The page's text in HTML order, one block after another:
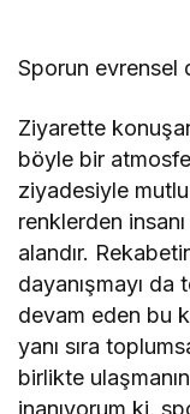
Sporun evrensel
Ziyarette
böyle bir
ziyadesiyle
renklerden
alandır.
dayanışmayı
devam eden bu
yanı sıra
birlikte
inanıyorum ki,